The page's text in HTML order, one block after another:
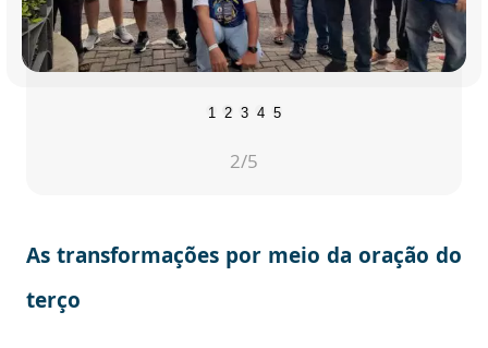
1 2 3 4 5
2/5
As transformações por meio da oração do
terço